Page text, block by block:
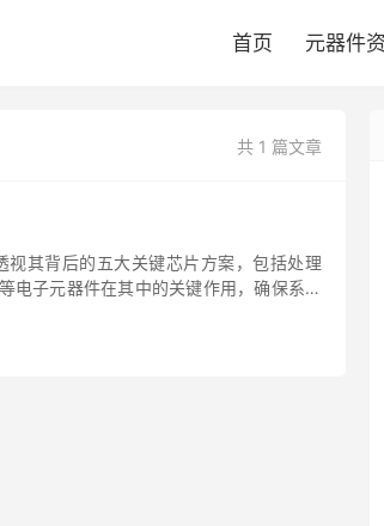
首页 元器件
共 1 篇文章
其背后的五大关键芯片方案，包括处理
电子元器件在其中的关键作用，确保系统